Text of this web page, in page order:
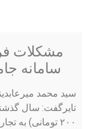
مشکلات
سامانه
سید محمد
۲۰۰ تومانی) به